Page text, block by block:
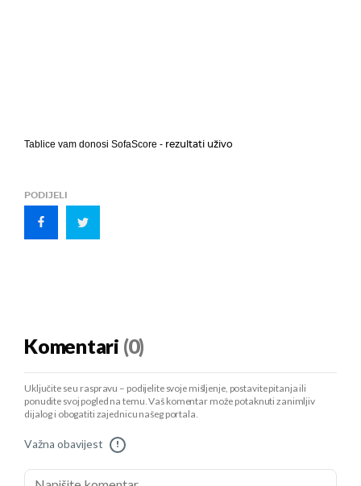
Tablice vam donosi SofaScore - rezultati uživo
PODIJELI
Komentari (0)
Uključite se u raspravu – podijelite svoje mišljenje, postavite pitanja ili
ponudite svoj pogled na temu. Vaš komentar može potaknuti zanimljiv
dijalog i obogatiti zajednicu našeg portala.
Važna obavijest !